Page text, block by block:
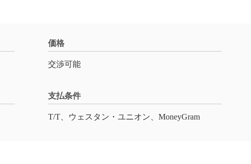
価格
交渉可能
支払条件
T/T、ウェスタン・ユニオン、MoneyGram